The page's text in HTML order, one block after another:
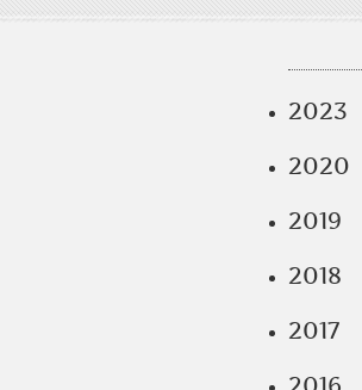
2023
2020
2019
2018
2017